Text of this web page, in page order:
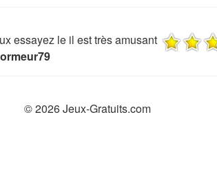
essayez le il est très amusant
© 2026 Jeux-Gratuits.com